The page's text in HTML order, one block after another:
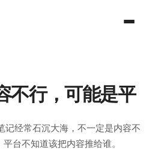
不行，可能是平
记经常石沉大海，不一定是内容不
台不知道该把内容推给谁。